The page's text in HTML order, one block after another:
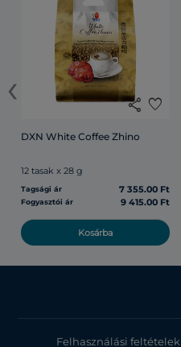
share favorite
DXN White Coffee Zhino
12 tasak x 28 g
Tagsági ár 7 355.00 Ft
Fogyasztói ár 9 415.00 Ft
Kosárba
‹
Felhasználási feltételek